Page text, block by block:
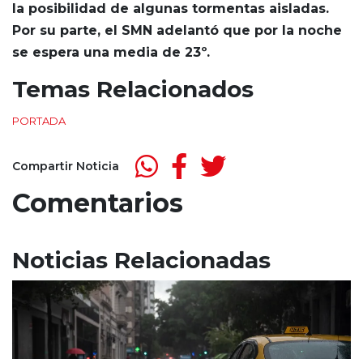
la posibilidad de algunas tormentas aisladas.
Por su parte, el SMN adelantó que por la noche
se espera una media de 23º.
Temas Relacionados
PORTADA
Compartir Noticia
Comentarios
Noticias Relacionadas